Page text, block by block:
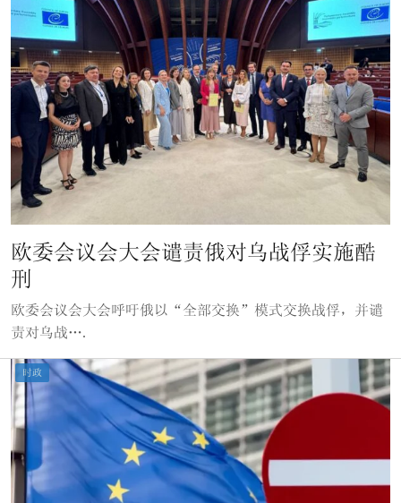
欧委会议会大会谴责俄对乌战俘实施酷
刑
欧委会议会大会呼吁俄以“全部交换”模式交换战俘，并谴
责对乌战….
时政